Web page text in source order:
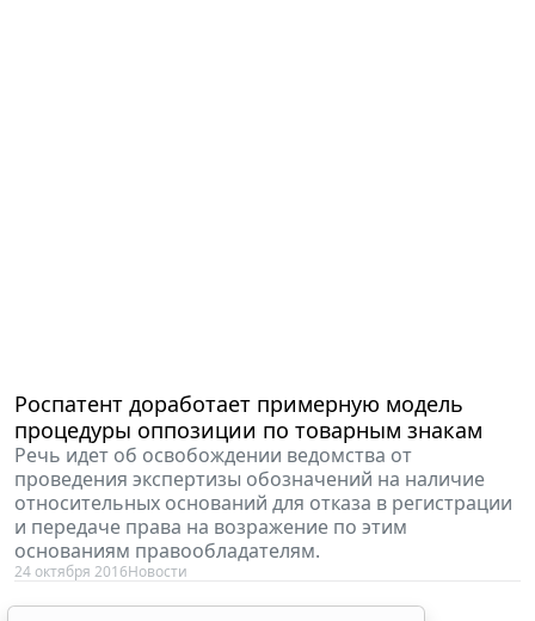
Роспатент доработает примерную модель
процедуры оппозиции по товарным знакам
Речь идет об освобождении ведомства от
проведения экспертизы обозначений на наличие
относительных оснований для отказа в регистрации
и передаче права на возражение по этим
основаниям правообладателям.
24 октября 2016Новости